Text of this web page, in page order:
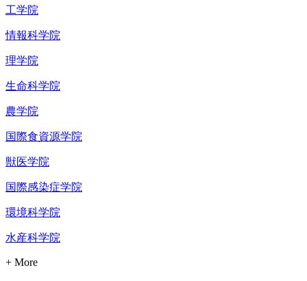
工学院
情報科学院
理学院
生命科学院
農学院
国際食資源学院
獣医学院
国際感染症学院
環境科学院
水産科学院
+ More